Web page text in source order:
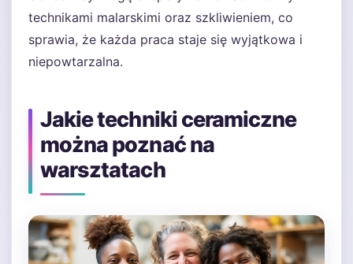
technikami malarskimi oraz szkliwieniem, co
sprawia, że każda praca staje się wyjątkowa i
niepowtarzalna.
Jakie techniki ceramiczne
można poznać na
warsztatach